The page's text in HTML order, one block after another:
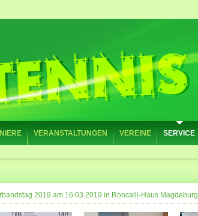
VERANSTALTUNGEN VEREINE SERVICE
2019 am 16.03.2019 in Roncalli-Haus Magdeburg